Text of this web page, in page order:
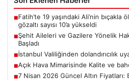
■Fatih’te 19 yaşındaki Ali’nin
gözaltı sayısı 10’a yükseldi
■Şehit Aileleri ve Gazilere Yönelik
Başladı
■İstanbul Valiliğinden dolandırıcılık
■Açık Hava Mimarisinde Kalite ve
■7 Nisan 2026 Güncel Altın Fiyatları: